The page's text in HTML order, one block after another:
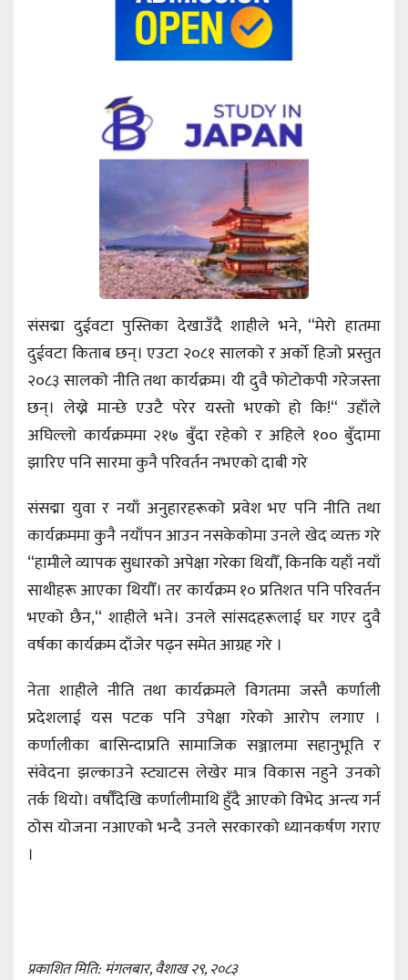
संसद्मा दुईवटा पुस्तिका देखाउँदै शाहीले भने, “मेरो हातमा
दुईवटा किताब छन्। एउटा २०८१ सालको र अर्को हिजो प्रस्तुत
२०८३ सालको नीति तथा कार्यक्रम। यी दुवै फोटोकपी गरेजस्ता
छन्। लेख्ने मान्छे एउटै परेर यस्तो भएको हो कि!“ उहाँले
अघिल्लो कार्यक्रममा २१७ बुँदा रहेको र अहिले १०० बुँदामा
झारिए पनि सारमा कुनै परिवर्तन नभएको दाबी गरे
संसद्मा युवा र नयाँ अनुहारहरूको प्रवेश भए पनि नीति तथा
कार्यक्रममा कुनै नयाँपन आउन नसकेकोमा उनले खेद व्यक्त गरे
“हामीले व्यापक सुधारको अपेक्षा गरेका थियौँ, किनकि यहाँ नयाँ
साथीहरू आएका थियौँ। तर कार्यक्रम १० प्रतिशत पनि परिवर्तन
भएको छैन,“ शाहीले भने। उनले सांसदहरूलाई घर गएर दुवै
वर्षका कार्यक्रम दाँजेर पढ्न समेत आग्रह गरे ।
नेता शाहीले नीति तथा कार्यक्रमले विगतमा जस्तै कर्णाली
प्रदेशलाई यस पटक पनि उपेक्षा गरेको आरोप लगाए ।
कर्णालीका बासिन्दाप्रति सामाजिक सञ्जालमा सहानुभूति र
संवेदना झल्काउने स्ट्याटस लेखेर मात्र विकास नहुने उनको
तर्क थियो। वर्षौँदेखि कर्णालीमाथि हुँदै आएको विभेद अन्त्य गर्न
ठोस योजना नआएको भन्दै उनले सरकारको ध्यानकर्षण गराए
।
प्रकाशित मिति: मंगलबार, वैशाख २९, २०८३